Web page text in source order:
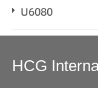
U6080
HCG